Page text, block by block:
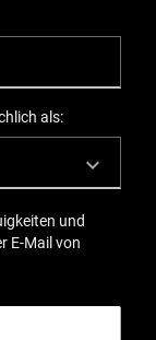
als:
und
E-Mail von